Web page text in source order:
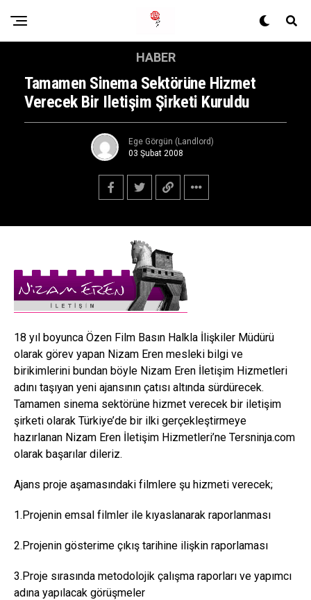
HABER
Tamamen Sinema Sektörüne Hizmet
Verecek Bir Iletişim Şirketi Kuruldu
Ege Görgün (Landlord)
03 Şubat 2008
18 yıl boyunca Özen Film Basın Halkla İlişkiler Müdürü
olarak görev yapan Nizam Eren mesleki bilgi ve
birikimlerini bundan böyle Nizam Eren İletişim Hizmetleri
adını taşıyan yeni ajansının çatısı altında sürdürecek.
Tamamen sinema sektörüne hizmet verecek bir iletişim
şirketi olarak Türkiye’de bir ilki gerçekleştirmeye
hazırlanan Nizam Eren İletişim Hizmetleri’ne Tersninja.com
olarak başarılar dileriz.
Ajans proje aşamasındaki filmlere şu hizmeti verecek;
1.Projenin emsal filmler ile kıyaslanarak raporlanması
2.Projenin gösterime çıkış tarihine ilişkin raporlaması
3.Proje sırasında metodolojik çalışma raporları ve yapımcı
adına yapılacak görüşmeler